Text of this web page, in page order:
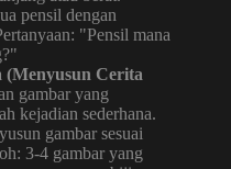
pensil dengan
"Pensil mana
(Menyusun Cerita
gambar yang
kejadian sederhana.
gambar sesuai
3-4 gambar yang